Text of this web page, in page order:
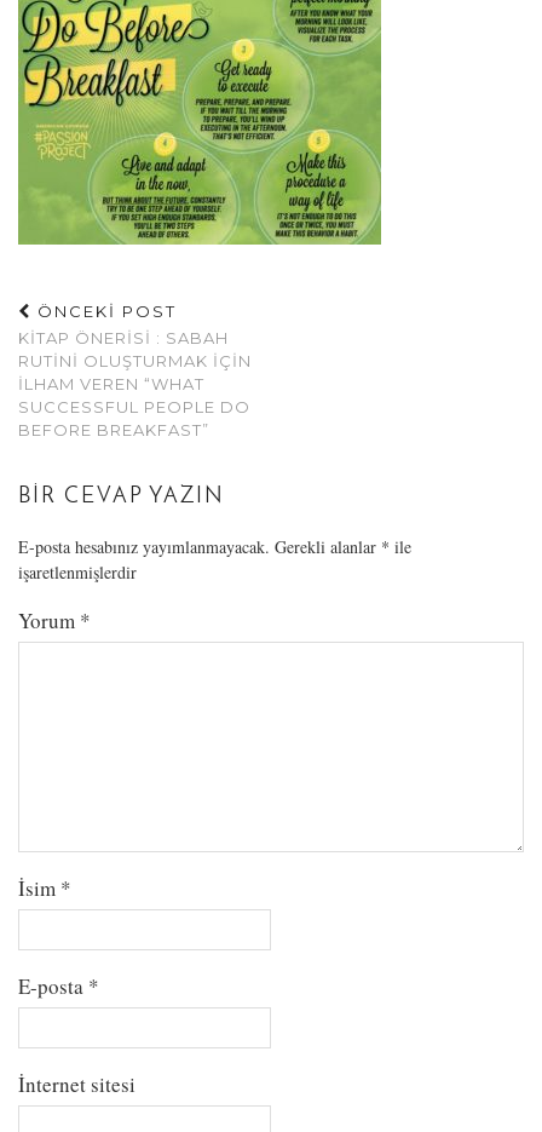
ÖNCEKİ POST
KITAP ÖNERISI : SABAH
RUTINI OLUŞTURMAK IÇIN
İLHAM VEREN “WHAT
SUCCESSFUL PEOPLE DO
BEFORE BREAKFAST”
BIR CEVAP YAZIN
E-posta hesabınız yayımlanmayacak. Gerekli alanlar * ile
işaretlenmişlerdir
Yorum *
İsim *
E-posta *
İnternet sitesi